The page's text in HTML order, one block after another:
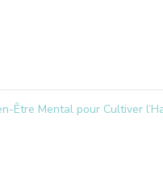
Être Mental pour Cultiver